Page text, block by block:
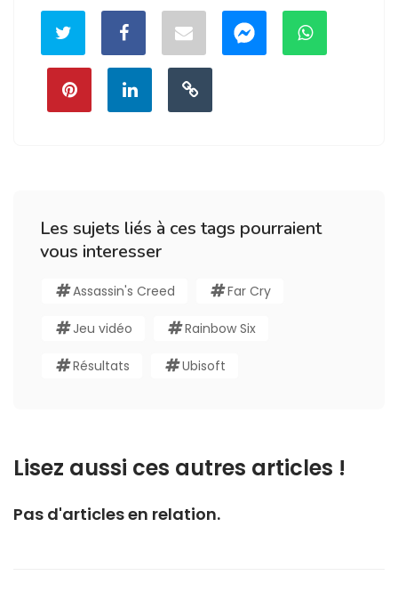
Les sujets liés à ces tags pourraient
vous interesser
Assassin's Creed Far Cry
Jeu vidéo Rainbow Six
Résultats Ubisoft
Lisez aussi ces autres articles !
Pas d'articles en relation.